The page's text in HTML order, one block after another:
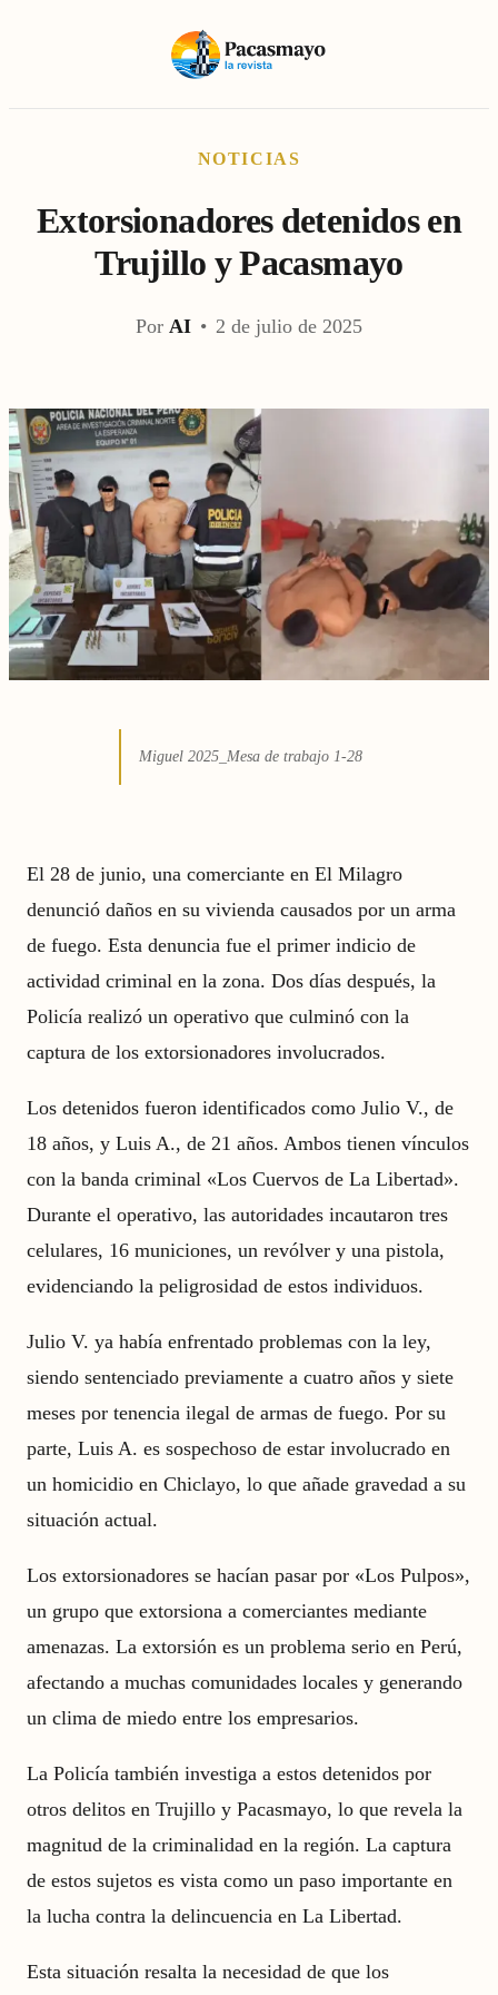
NOTICIAS
Extorsionadores detenidos en
Trujillo y Pacasmayo
Por AI • 2 de julio de 2025
Miguel 2025_Mesa de trabajo 1-28
El 28 de junio, una comerciante en El Milagro
denunció daños en su vivienda causados por un arma
de fuego. Esta denuncia fue el primer indicio de
actividad criminal en la zona. Dos días después, la
Policía realizó un operativo que culminó con la
captura de los extorsionadores involucrados.
Los detenidos fueron identificados como Julio V., de
18 años, y Luis A., de 21 años. Ambos tienen vínculos
con la banda criminal «Los Cuervos de La Libertad».
Durante el operativo, las autoridades incautaron tres
celulares, 16 municiones, un revólver y una pistola,
evidenciando la peligrosidad de estos individuos.
Julio V. ya había enfrentado problemas con la ley,
siendo sentenciado previamente a cuatro años y siete
meses por tenencia ilegal de armas de fuego. Por su
parte, Luis A. es sospechoso de estar involucrado en
un homicidio en Chiclayo, lo que añade gravedad a su
situación actual.
Los extorsionadores se hacían pasar por «Los Pulpos»,
un grupo que extorsiona a comerciantes mediante
amenazas. La extorsión es un problema serio en Perú,
afectando a muchas comunidades locales y generando
un clima de miedo entre los empresarios.
La Policía también investiga a estos detenidos por
otros delitos en Trujillo y Pacasmayo, lo que revela la
magnitud de la criminalidad en la región. La captura
de estos sujetos es vista como un paso importante en
la lucha contra la delincuencia en La Libertad.
Esta situación resalta la necesidad de que los